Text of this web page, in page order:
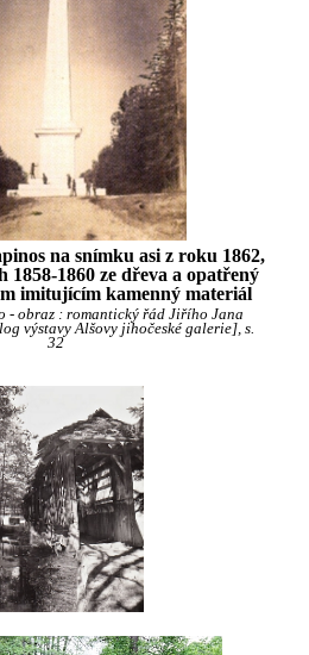
na snímku asi z roku 1862,
1858-1860 ze dřeva a opatřený
imitujícím kamenný materiál
- obraz : romantický řád Jiřího Jana
výstavy Alšovy jihočeské galerie], s.
32